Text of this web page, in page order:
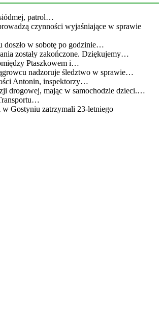
patrol…
czynności wyjaśniające w sprawie
doszło w sobotę po godzinie…
zostały zakończone. Dziękujemy…
Ptaszkowem i…
nadzoruje śledztwo w sprawie…
Antonin, inspektorzy…
drogowej, mając w samochodzie dzieci.…
Gostyniu zatrzymali 23-letniego